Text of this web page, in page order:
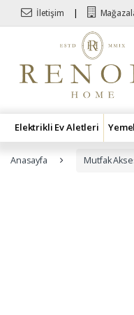
Skip to navigation
Skip to content
İletişim
Elektrikli Ev Aletleri
Anasayfa Mutfak